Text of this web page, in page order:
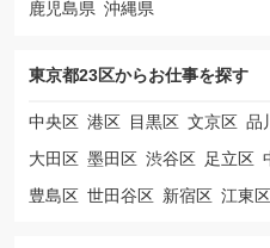
鹿児島県 沖縄県
東京都23区からお仕事を探す
中央区 港区 目黒区 文京区 品
大田区 墨田区 渋谷区 足立区
豊島区 世田谷区 新宿区 江東区